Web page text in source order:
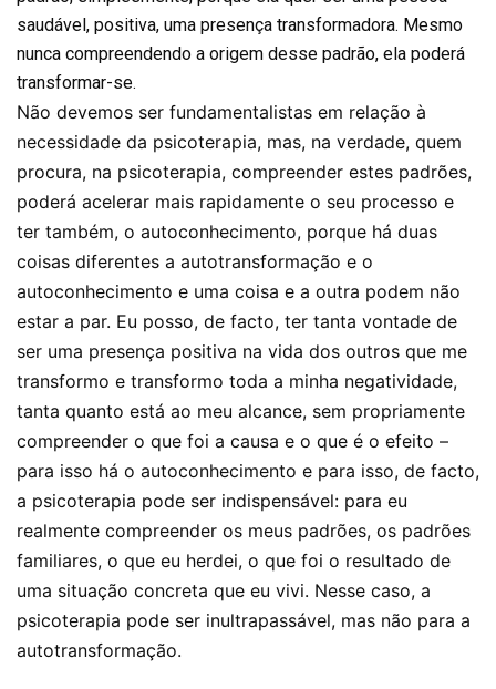
saudável, positiva, uma presença transformadora. Mesmo
nunca compreendendo a origem desse padrão, ela poderá
transformar-se.
Não devemos ser fundamentalistas em relação à
necessidade da psicoterapia, mas, na verdade, quem
procura, na psicoterapia, compreender estes padrões,
poderá acelerar mais rapidamente o seu processo e
ter também, o autoconhecimento, porque há duas
coisas diferentes a autotransformação e o
autoconhecimento e uma coisa e a outra podem não
estar a par. Eu posso, de facto, ter tanta vontade de
ser uma presença positiva na vida dos outros que me
transformo e transformo toda a minha negatividade,
tanta quanto está ao meu alcance, sem propriamente
compreender o que foi a causa e o que é o efeito –
para isso há o autoconhecimento e para isso, de facto,
a psicoterapia pode ser indispensável: para eu
realmente compreender os meus padrões, os padrões
familiares, o que eu herdei, o que foi o resultado de
uma situação concreta que eu vivi. Nesse caso, a
psicoterapia pode ser inultrapassável, mas não para a
autotransformação.